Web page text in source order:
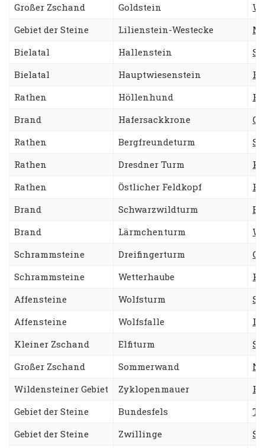
Großer Zschand
Goldstein
Gebiet der Steine
Lilienstein-Westecke
Bielatal
Hallenstein
Bielatal
Hauptwiesenstein
Rathen
Höllenhund
Brand
Hafersackkrone
Rathen
Bergfreundeturm
Rathen
Dresdner Turm
Rathen
Östlicher Feldkopf
Brand
Schwarzwildturm
Brand
Lärmchenturm
Schrammsteine
Dreifingerturm
Schrammsteine
Wetterhaube
Affensteine
Wolfsturm
Affensteine
Wolfsfalle
Kleiner Zschand
Elfiturm
Großer Zschand
Sommerwand
Wildensteiner Gebiet
Zyklopenmauer
Gebiet der Steine
Bundesfels
Gebiet der Steine
Zwillinge